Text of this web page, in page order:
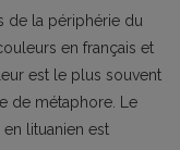
de la périphérie du
en français et
est le plus souvent
de métaphore. Le
lituanien est